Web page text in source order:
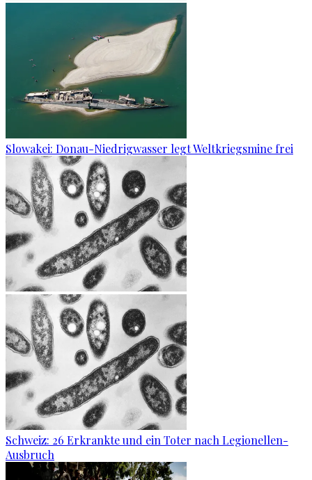
Slowakei: Donau-Niedrigwasser legt Weltkriegsmine frei
Schweiz: 26 Erkrankte und ein Toter nach Legionellen-
Ausbruch